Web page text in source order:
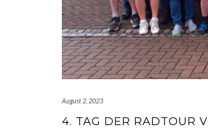
August 2, 2023
4. TAG DER RADTOUR